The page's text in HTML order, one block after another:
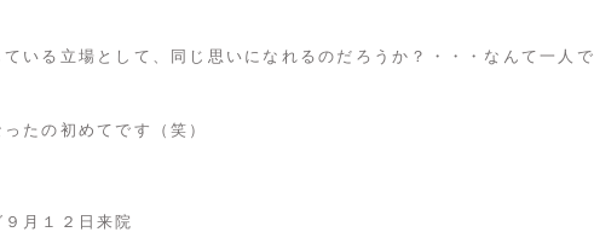
いる立場として、同じ思いになれるのだろうか？・・・なんて一人で
たの初めてです（笑）
月１２日来院